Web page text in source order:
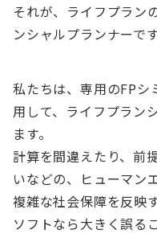
それが、ライフプラン
ンシャルプランナーです
私たちは、専用のFPシ
用して、ライフプラン
ます。
計算を間違えたり、前
いなどの、ヒューマン
複雑な社会保障を反映
ソフトなら大きく誤る